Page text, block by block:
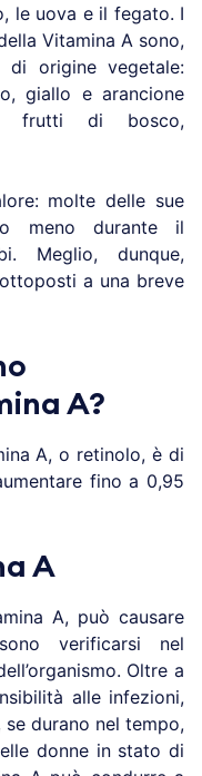
le uova e il fegato. I
Vitamina A sono,
di origine vegetale:
giallo e arancione
frutti di bosco,
molte delle sue
meno durante il
Meglio, dunque,
a una breve
A?
A, o retinolo, è di
fino a 0,95
A
A, può causare
verificarsi nel
Oltre a
alle infezioni,
durano nel tempo,
donne in stato di